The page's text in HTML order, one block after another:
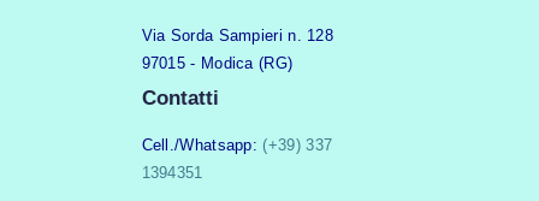
Via Sorda Sampieri n. 128
97015 - Modica (RG)
Contatti
Cell./Whatsapp: (+39) 337
1394351